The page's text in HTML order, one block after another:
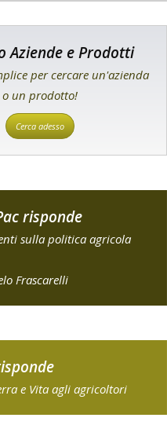
Aziende e Prodotti
per cercare un'azienda
o un prodotto!
Cerca adesso
risponde
sulla politica agricola
Frascarelli
e Vita agli agricoltori